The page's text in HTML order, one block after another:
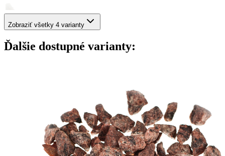
Zobraziť všetky 4 varianty
Ďalšie dostupné varianty: